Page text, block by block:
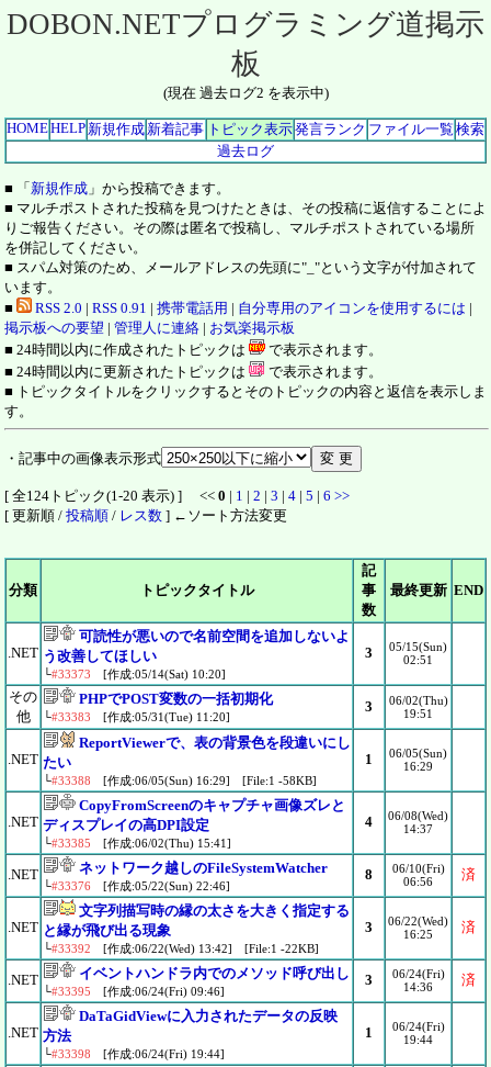
DOBON.NETプログラミング道掲示
板
(現在 過去ログ2 を表示中)
HOMEHELP 新規作成 新着記事 トピック表示発言ランク ファイル一覧 検索
過去ログ
■ 「新規作成 」から投稿できます。
■ マルチポストされた投稿を見つけたときは、その投稿に返信することによ
りご報告ください。その際は匿名で投稿し、マルチポストされている場所
を併記してください。
■ スパム対策のため、メールアドレスの先頭に"_"という文字が付加されて
います。
■
RSS 2.0 | RSS 0.91 | 携帯電話用 | 自分専用のアイコンを使用するには |
掲示板への要望 | 管理人に連絡 | お気楽掲示板
■ 24時間以内に作成されたトピックは
で表示されます。
■ 24時間以内に更新されたトピックは
で表示されます。
■ トピックタイトルをクリックするとそのトピックの内容と返信を表示しま
す。
・記事中の画像表示形式
[ 全124トピック(1-20 表示) ] << 0 | 1 | 2 | 3 | 4 | 5 | 6 >>
[ 更新順 / 投稿順 / レス数 ] ←ソート方法変更
分類 トピックタイトル
記
事
数
最終更新 END
.NET
可読性が悪いので名前空間を追加しないよ
う改善してほしい
└#33373 [作成:05/14(Sat) 10:20]
3
05/15(Sun)
02:51
その
他
PHPでPOST変数の一括初期化
└#33383 [作成:05/31(Tue) 11:20]
3
06/02(Thu)
19:51
.NET
ReportViewerで、表の背景色を段違いにし
たい
└#33388 [作成:06/05(Sun) 16:29] [File:1 -58KB]
1
06/05(Sun)
16:29
.NET
CopyFromScreenのキャプチャ画像ズレと
ディスプレイの高DPI設定
└#33385 [作成:06/02(Thu) 15:41]
4
06/08(Wed)
14:37
.NET ネットワーク越しのFileSystemWatcher
└#33376 [作成:05/22(Sun) 22:46]
8
06/10(Fri)
06:56
済
.NET
文字列描写時の縁の太さを大きく指定する
と縁が飛び出る現象
└#33392 [作成:06/22(Wed) 13:42] [File:1 -22KB]
3
06/22(Wed)
16:25
済
.NET イベントハンドラ内でのメソッド呼び出し
└#33395 [作成:06/24(Fri) 09:46]
3
06/24(Fri)
14:36
済
.NET
DaTaGidViewに入力されたデータの反映
方法
└#33398 [作成:06/24(Fri) 19:44]
1
06/24(Fri)
19:44